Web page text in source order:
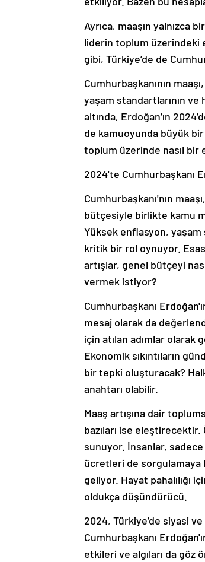
Ayrıca, maaşın yalnızca
liderin toplum üzerindeki
gibi, Türkiye’de de
Cumhurbaşkanının
yaşam standartlarının
altında, Erdoğan’ın
de kamuoyunda büyük
toplum üzerinde nasıl bir
2024'te Cumhurbaşkanı
Cumhurbaşkanı'nın
bütçesiyle birlikte kamu
Yüksek enflasyon, yaşam
kritik bir rol oynuyor.
artışlar, genel bütçeyi
vermek istiyor?
Cumhurbaşkanı
mesaj olarak da
için atılan adımlar olarak
Ekonomik sıkıntıların
bir tepki oluşturacak?
anahtarı olabilir.
Maaş artışına dair
bazıları ise
sunuyor. İnsanlar, sadece
ücretleri de sorgulamaya
geliyor. Hayat pahalılığı
oldukça düşündürücü.
2024, Türkiye’de siyasi
Cumhurbaşkanı
etkileri ve algıları da göz